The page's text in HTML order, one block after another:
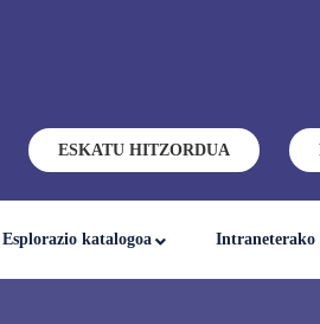
ESKATU HITZORDUA
Esplorazio katalogoa Intraneterako